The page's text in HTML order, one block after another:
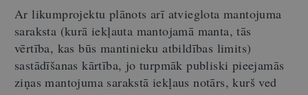
Ar likumprojektu plānots arī atvieglota mantojuma
saraksta (kurā iekļauta mantojamā manta, tās
vērtība, kas būs mantinieku atbildības limits)
sastādīšanas kārtība, jo turpmāk publiski pieejamās
ziņas mantojuma sarakstā iekļaus notārs, kurš ved